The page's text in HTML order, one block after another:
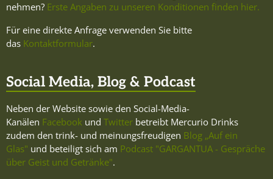
nehmen? Erste Angaben zu unseren Konditionen finden hier.
Für eine direkte Anfrage verwenden Sie bitte
das Kontaktformular.
Social Media, Blog & Podcast
Neben der Website sowie den Social-Media-
Kanälen Facebook und Twitter betreibt Mercurio Drinks
zudem den trink- und meinungsfreudigen Blog „Auf ein
Glas" und beteiligt sich am Podcast "GARGANTUA - Gespräche
über Geist und Getränke".